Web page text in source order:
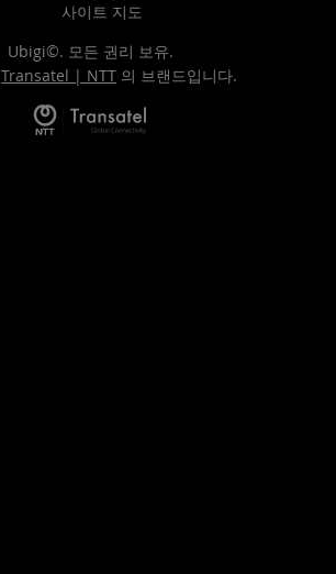
사이트 지도
Ubigi©. 모든 권리 보유.
Transatel | NTT 의 브랜드입니다.